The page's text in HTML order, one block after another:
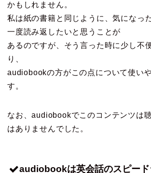
かもしれません。
私は紙の書籍と同じように、気になっ
一度読み返したいと思うことが
あるのですが、そう言った時に少し不
り、
audiobookの方がこの点について使い
す。
なお、audiobookでこのコンテンツは
はありませんでした。
audiobookは英会話のスピード